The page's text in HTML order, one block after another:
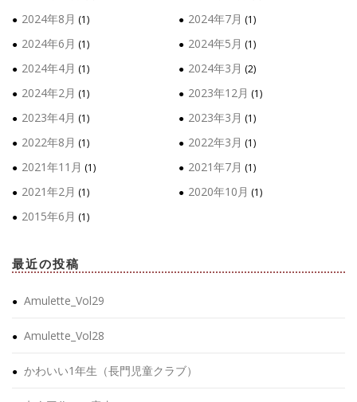
2024年8月 (1) 2024年7月 (1)
2024年6月 (1) 2024年5月 (1)
2024年4月 (1) 2024年3月 (2)
2024年2月 (1) 2023年12月 (1)
2023年4月 (1) 2023年3月 (1)
2022年8月 (1) 2022年3月 (1)
2021年11月 (1) 2021年7月 (1)
2021年2月 (1) 2020年10月 (1)
2015年6月 (1)
最近の投稿
Amulette_Vol29
Amulette_Vol28
かわいい1年生（長門児童クラブ）